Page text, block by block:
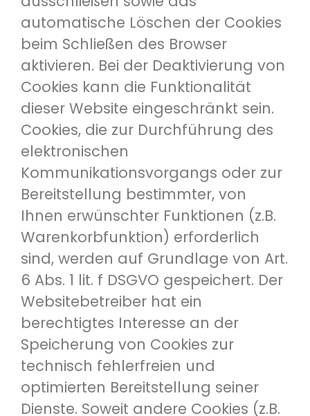
automatische Löschen der Cookies
beim Schließen des Browser
aktivieren. Bei der Deaktivierung von
Cookies kann die Funktionalität
dieser Website eingeschränkt sein.
Cookies, die zur Durchführung des
elektronischen
Kommunikationsvorgangs oder zur
Bereitstellung bestimmter, von
Ihnen erwünschter Funktionen (z.B.
Warenkorbfunktion) erforderlich
sind, werden auf Grundlage von Art.
6 Abs. 1 lit. f DSGVO gespeichert. Der
Websitebetreiber hat ein
berechtigtes Interesse an der
Speicherung von Cookies zur
technisch fehlerfreien und
optimierten Bereitstellung seiner
Dienste. Soweit andere Cookies (z.B.